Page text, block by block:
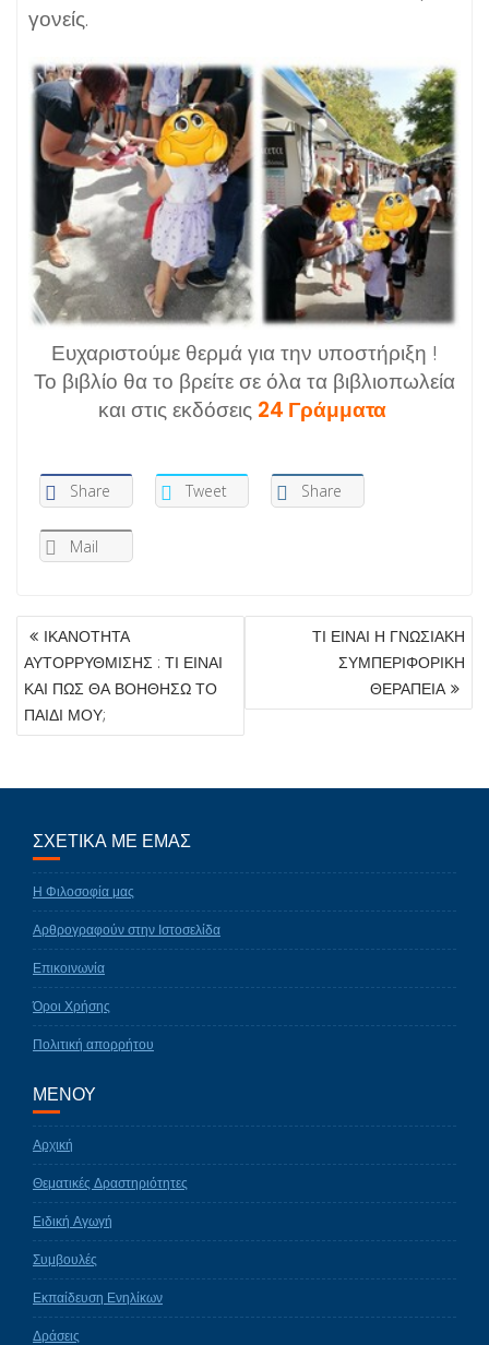
γονείς.
Ευχαριστούμε θερμά για την υποστήριξη !
Το βιβλίο θα το βρείτε σε όλα τα βιβλιοπωλεία
και στις εκδόσεις 24 Γράμματα
Share Tweet Share
Mail
ΠΛΟΉΓΗΣΗ
ΆΡΘΡΩΝ
ΙΚΑΝΟΤΗΤΑ
ΑΥΤΟΡΡΥΘΜΙΣΗΣ : ΤΙ ΕΙΝΑΙ
ΚΑΙ ΠΩΣ ΘΑ ΒΟΗΘΗΣΩ ΤΟ
ΠΑΙΔΙ ΜΟΥ;
ΤΙ ΕΙΝΑΙ Η ΓΝΩΣΙΑΚΗ
ΣΥΜΠΕΡΙΦΟΡΙΚΗ
ΘΕΡΑΠΕΙΑ
ΣΧΕΤΙΚΑ ΜΕ ΕΜΑΣ
Η Φιλοσοφία μας
Αρθρογραφούν στην Ιστοσελίδα
Επικοινωνία
Όροι Χρήσης
Πολιτική απορρήτου
ΜΕΝΟΥ
Αρχική
Θεματικές Δραστηριότητες
Ειδική Αγωγή
Συμβουλές
Εκπαίδευση Ενηλίκων
Δράσεις